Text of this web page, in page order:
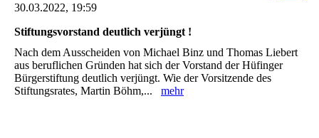
30.03.2022, 19:59
Stiftungsvorstand deutlich verjüngt !
Nach dem Ausscheiden von Michael Binz und Thomas Liebert
aus beruflichen Gründen hat sich der Vorstand der Hüfinger
Bürgerstiftung deutlich verjüngt. Wie der Vorsitzende des
Stiftungsrates, Martin Böhm,... mehr